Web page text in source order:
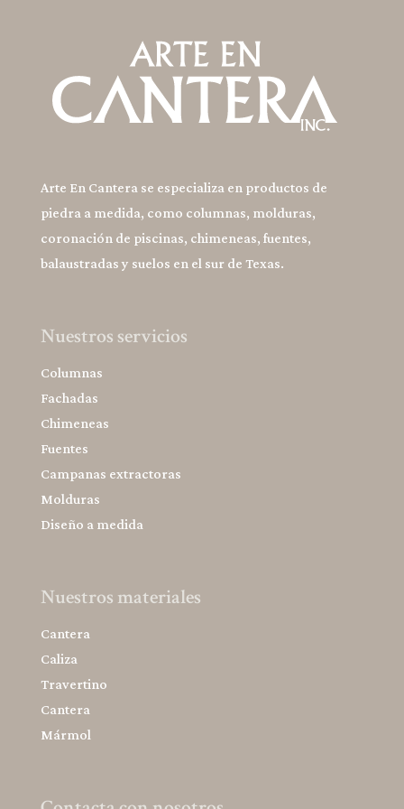
Arte En Cantera se especializa en productos de
piedra a medida, como columnas, molduras,
coronación de piscinas, chimeneas, fuentes,
balaustradas y suelos en el sur de Texas.
Nuestros servicios
Columnas
Fachadas
Chimeneas
Fuentes
Campanas extractoras
Molduras
Diseño a medida
Nuestros materiales
Cantera
Caliza
Travertino
Cantera
Mármol